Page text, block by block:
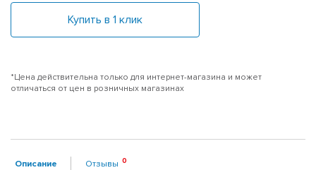
Купить в 1 клик
*Цена действительна только для интернет-магазина и может
отличаться от цен в розничных магазинах
Описание Отзывы